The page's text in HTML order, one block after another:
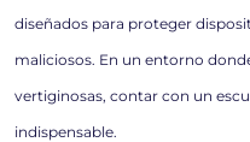
diseñados para proteger
maliciosos. En un entorno
vertiginosas, contar con un
indispensable.